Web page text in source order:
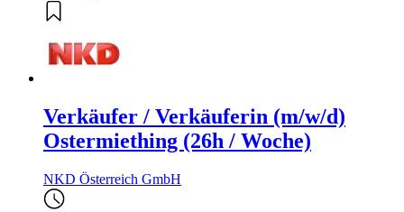
Verkäufer / Verkäuferin (m/w/d)
Ostermiething (26h / Woche)
NKD Österreich GmbH